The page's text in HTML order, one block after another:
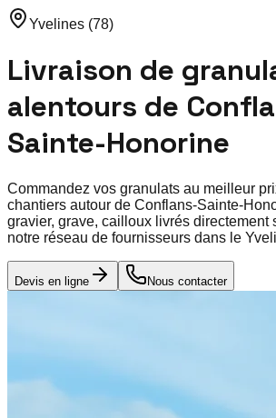
Yvelines (78)
Livraison de
alentours de
Sainte-Honorine
Commandez vos granulats au meilleur
chantiers autour de Conflans-Sainte-
gravier, grave, cailloux livrés directement
notre réseau de fournisseurs dans le
Devis en ligne Nous contacter